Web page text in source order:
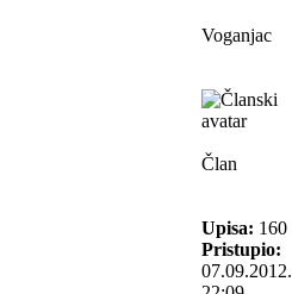
Voganjac
Član
Upisa: 160
Pristupio:
07.09.2012.